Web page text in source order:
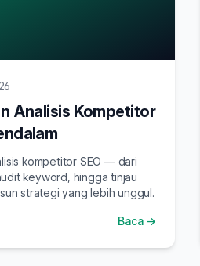
Analisis Kompetitor
kompetitor SEO — dari
keyword, hingga tinjau
strategi yang lebih unggul.
Baca →